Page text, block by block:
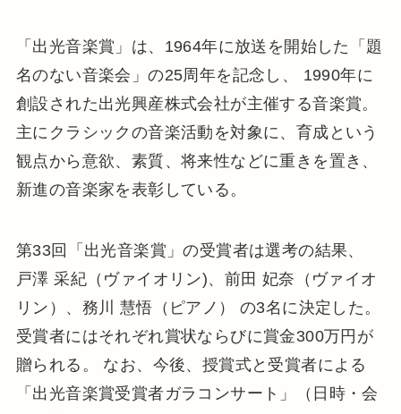
「出光音楽賞」は、1964年に放送を開始した「題
名のない音楽会」の25周年を記念し、 1990年に
創設された出光興産株式会社が主催する音楽賞。
主にクラシックの音楽活動を対象に、育成という
観点から意欲、素質、将来性などに重きを置き、
新進の音楽家を表彰している。
第33回「出光音楽賞」の受賞者は選考の結果、
戸澤 采紀（ヴァイオリン)、前田 妃奈（ヴァイオ
リン）、務川 慧悟（ピアノ） の3名に決定した。
受賞者にはそれぞれ賞状ならびに賞金300万円が
贈られる。 なお、今後、授賞式と受賞者による
「出光音楽賞受賞者ガラコンサート」（日時・会